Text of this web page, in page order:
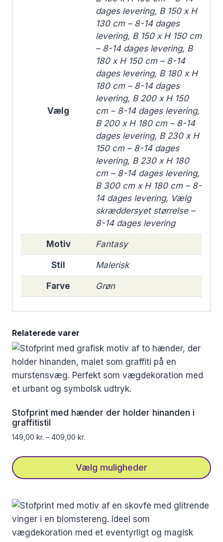
Vælg
dages levering, B 150 x H
130 cm – 8-14 dages
levering, B 150 x H 150 cm
– 8-14 dages levering, B
180 x H 150 cm – 8-14
dages levering, B 180 x H
180 cm – 8-14 dages
levering, B 200 x H 150
cm – 8-14 dages levering,
B 200 x H 180 cm – 8-14
dages levering, B 230 x H
150 cm – 8-14 dages
levering, B 230 x H 180
cm – 8-14 dages levering,
B 300 cm x H 180 cm – 8-
14 dages levering, Vælg
skræddersyet størrelse –
8-14 dages levering
Motiv Fantasy
Stil Malerisk
Farve Grøn
Relaterede varer
Stofprint med hænder der holder hinanden i
graffitistil
149,00 kr. – 409,00 kr.
Vælg muligheder
vare
flere
varianter.